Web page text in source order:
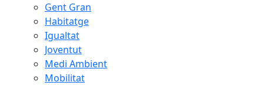
Gent Gran
Habitatge
Igualtat
Joventut
Medi Ambient
Mobilitat